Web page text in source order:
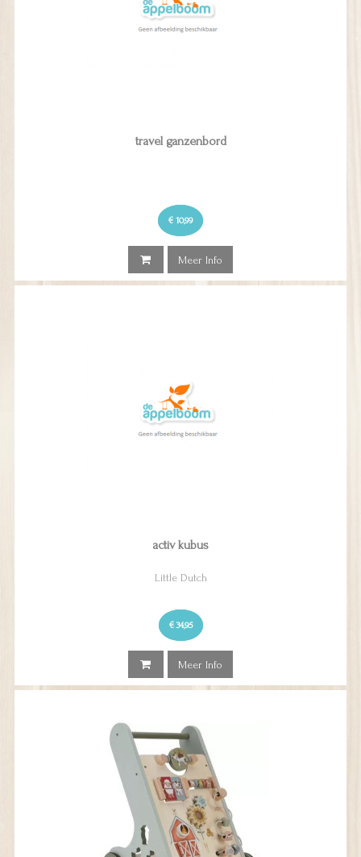
travel ganzenbord
€ 10,99
Meer Info
activ kubus
Little Dutch
€ 34,95
Meer Info